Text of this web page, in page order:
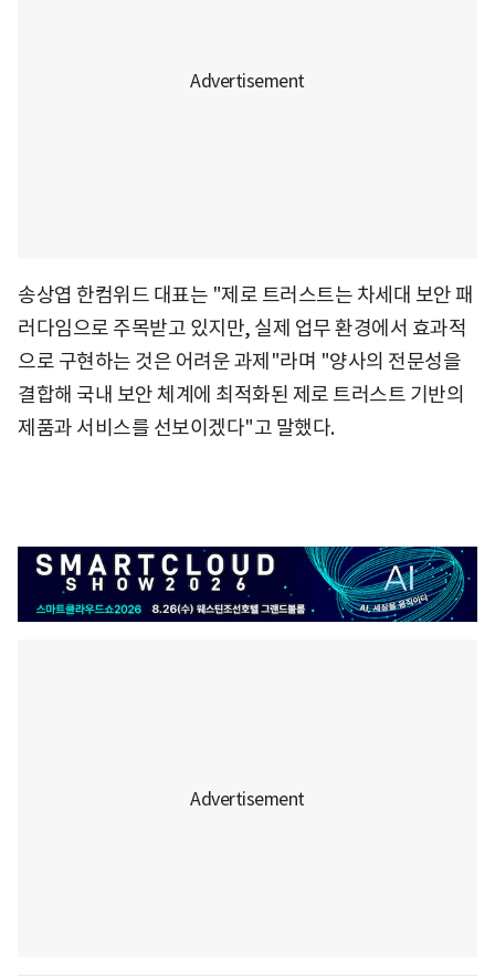
송상엽 한컴위드 대표는 "제로 트러스트는 차세대 보안 패
러다임으로 주목받고 있지만, 실제 업무 환경에서 효과적
으로 구현하는 것은 어려운 과제"라며 "양사의 전문성을
결합해 국내 보안 체계에 최적화된 제로 트러스트 기반의
제품과 서비스를 선보이겠다"고 말했다.